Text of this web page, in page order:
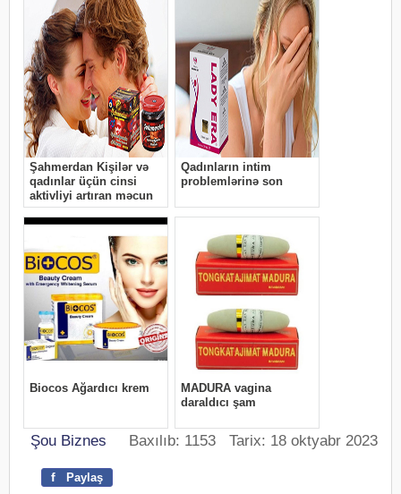
Şou Biznes Baxılıb: 1153 Tarix: 18 oktyabr 2023
f Paylaş